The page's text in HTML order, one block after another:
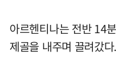
아르헨티나는 전반 14
제골을 내주며 끌려갔다.